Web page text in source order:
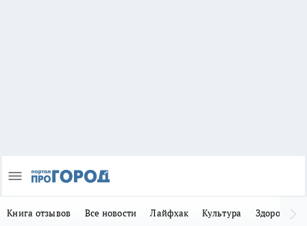
Книга отзывов Все новости Лайфхак Культура Здоровье